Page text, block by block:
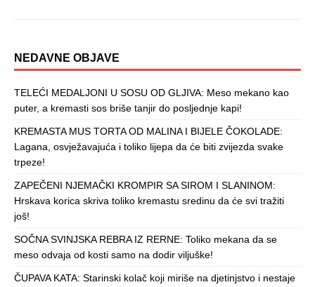
NEDAVNE OBJAVE
TELEĆI MEDALJONI U SOSU OD GLJIVA: Meso mekano kao
puter, a kremasti sos briše tanjir do posljednje kapi!
KREMASTA MUS TORTA OD MALINA I BIJELE ČOKOLADE:
Lagana, osvježavajuća i toliko lijepa da će biti zvijezda svake
trpeze!
ZAPEČENI NJEMAČKI KROMPIR SA SIROM I SLANINOM:
Hrskava korica skriva toliko kremastu sredinu da će svi tražiti
još!
SOČNA SVINJSKA REBRA IZ RERNE: Toliko mekana da se
meso odvaja od kosti samo na dodir viljuške!
ČUPAVA KATA: Starinski kolač koji miriše na djetinjstvo i nestaje